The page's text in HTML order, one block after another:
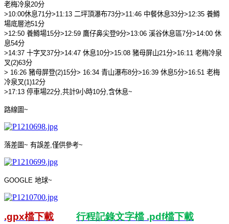
老梅冷泉20分
>10:00休息71 分>11:13 二坪頂瀑布73分>11:46 中餐休息33分>12:35 養鱒
場底層池51 分
>12:50 養鱒場15分>12:59 鷹仔鼻尖登9分>13:06 溪谷休息區7分>14:00 休
息54分
>14:37 十字叉37分>14:47 休息10分>15:08 豬母屏山21 分>16:11 老梅冷泉
叉(2)63分
> 16:26 豬母屏登(2)15分> 16:34 青山瀑布8分>16:39 休息5分>16:51 老梅
冷泉叉(1)12分
>17:13 停車場22分 共計9小時10分 含休息~
路線圖~
落差圖~ 有誤差 僅供參考~
GOOGLE 地球~
.gpx檔下載 行程記錄文字檔 .pdf檔下載